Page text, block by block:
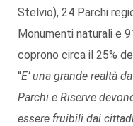
Stelvio), 24 Parchi
Monumenti naturali e
coprono circa il 25%
“E’ una grande realtà
Parchi e Riserve
essere fruibili dai